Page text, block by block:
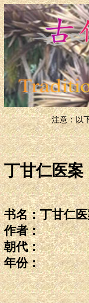
注意：以
丁甘仁医案
书名：丁甘仁
作者：
朝代：
年份：